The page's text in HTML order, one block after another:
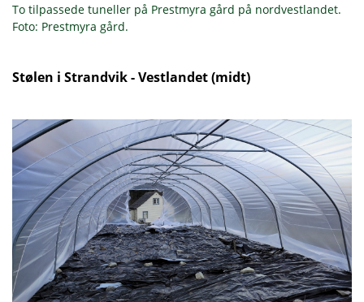
To tilpassede tuneller på Prestmyra gård på nordvestlandet.
Foto: Prestmyra gård.
Stølen i Strandvik - Vestlandet (midt)